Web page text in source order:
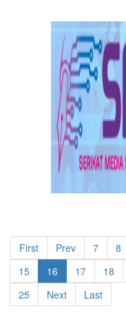
First Prev 7 8
15
16 17 18
25
Next Last